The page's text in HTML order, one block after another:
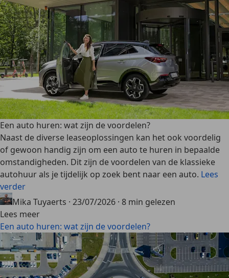
Een auto huren: wat zijn de voordelen?
Naast de diverse leaseoplossingen kan het ook voordelig
of gewoon handig zijn om een auto te huren in bepaalde
omstandigheden. Dit zijn de voordelen van de klassieke
autohuur als je tijdelijk op zoek bent naar een auto. Lees
verder
Mika Tuyaerts · 23/07/2026 · 8 min gelezen
Lees meer
Een auto huren: wat zijn de voordelen?